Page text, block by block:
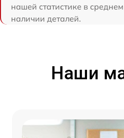
нашей статистике в
наличии деталей.
Наши